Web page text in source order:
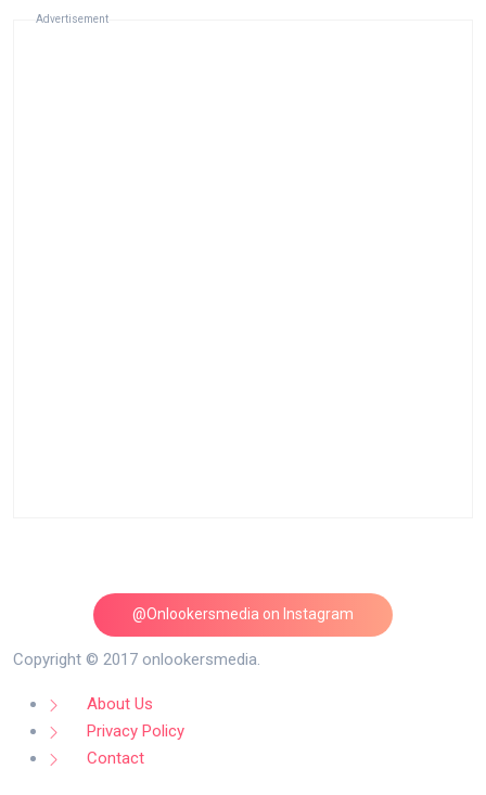
Advertisement
@Onlookersmedia on Instagram
Follow on Instagram
Copyright © 2017 onlookersmedia.
About Us
Privacy Policy
Contact